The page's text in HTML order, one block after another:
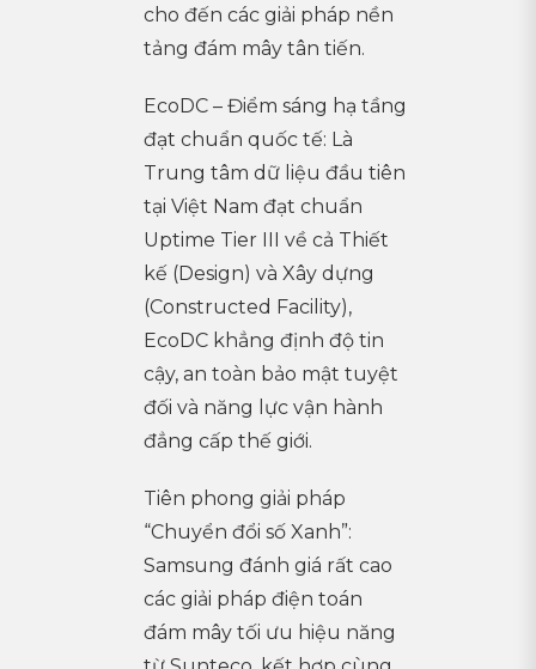
cho đến các giải pháp nền
tảng đám mây tân tiến.
EcoDC – Điểm sáng hạ tầng
đạt chuẩn quốc tế: Là
Trung tâm dữ liệu đầu tiên
tại Việt Nam đạt chuẩn
Uptime Tier III về cả Thiết
kế (Design) và Xây dựng
(Constructed Facility),
EcoDC khẳng định độ tin
cậy, an toàn bảo mật tuyệt
đối và năng lực vận hành
đẳng cấp thế giới.
Tiên phong giải pháp
“Chuyển đổi số Xanh”:
Samsung đánh giá rất cao
các giải pháp điện toán
đám mây tối ưu hiệu năng